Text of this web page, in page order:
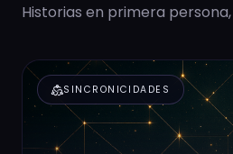
Historias en primera
diversity_2SINCRONICIDADES